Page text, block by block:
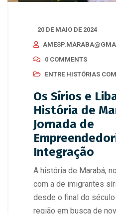
20 DE MAIO DE 2024
0 COMMENTS
ENTRE HISTÓRIAS
Os Sírios e
História de
Jornada de
Integração
A história de Marabá,
com a de imigrantes
desde o final do século
região em busca de